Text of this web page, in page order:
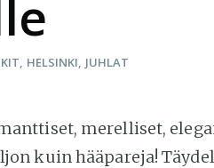
HELSINKI JUHLAT
merelliset,
kuin hääpareja!